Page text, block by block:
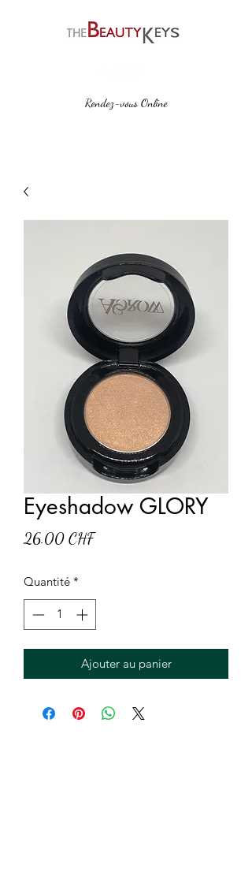
Rendez-vous Online
Eyeshadow GLORY
26.00 CHFPrix
Quantité *
Ajouter au panier